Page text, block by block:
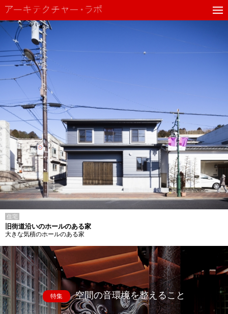
住宅
旧街道沿いのホールのある家
大きな気積のホールのある家
特集 空間の音環境を整えること